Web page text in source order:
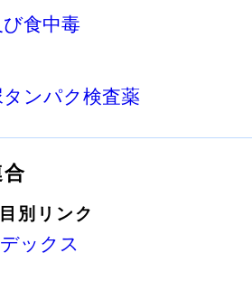
食中毒
ンパク検査薬
合
別リンク
ックス